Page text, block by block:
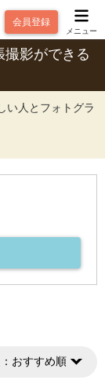
会員登録
メニュー
影ができる
い人とフォトグラ
おすすめ順